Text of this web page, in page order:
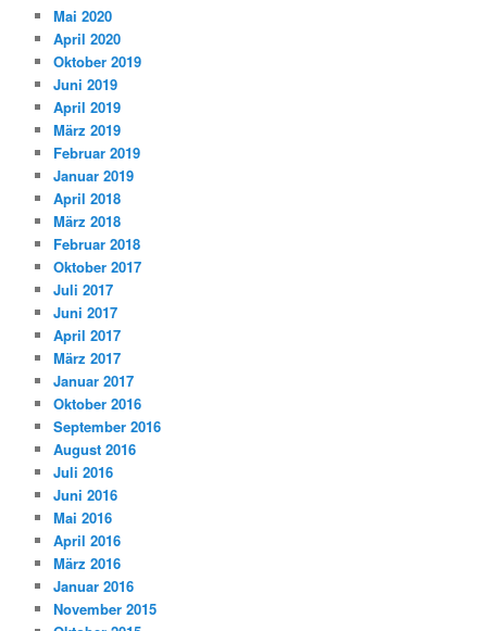
Mai 2020
April 2020
Oktober 2019
Juni 2019
April 2019
März 2019
Februar 2019
Januar 2019
April 2018
März 2018
Februar 2018
Oktober 2017
Juli 2017
Juni 2017
April 2017
März 2017
Januar 2017
Oktober 2016
September 2016
August 2016
Juli 2016
Juni 2016
Mai 2016
April 2016
März 2016
Januar 2016
November 2015